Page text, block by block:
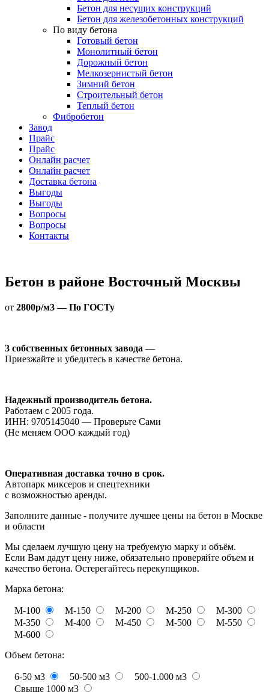
Бетон для несущих конструкций
Бетон для железобетонных конструкций
По виду бетона
Готовый бетон
Монолитный бетон
Дорожный бетон
Мелкозернистый бетон
Зимний бетон
Строительный бетон
Теплый бетон
Фибробетон
Завод
Прайс
Прайс
Онлайн расчет
Онлайн расчет
Доставка бетона
Выгоды
Выгоды
Вопросы
Вопросы
Контакты
Бетон в районе Восточный Москвы
от 2800р/м3 — По ГОСТу
3 собственных бетонных завода —
Приезжайте и убедитесь в качестве бетона.
Надежный производитель бетона.
Работаем с 2005 года.
ИНН: 9705145040 — Проверьте Сами
(Не меняем ООО каждый год)
Оперативная доставка точно в срок.
Автопарк миксеров и спецтехники
с возможностью аренды.
Заполните данные - получите лучшее цены на бетон в Москве
и области
Мы сделаем лучшую цену на требуемую марку и объём.
Если Вам дадут цену ниже, обязательно проверяйте объем и
качество бетона. Остерегайтесь перекупщиков.
Марка бетона:
М-100 М-150 М-200 М-250
М-300
М-350
М-400 М-450 М-500
М-550
М-600
Объем бетона:
6-50 м3 50-500 м3
500-1.000 м3
Свыше 1000 м3